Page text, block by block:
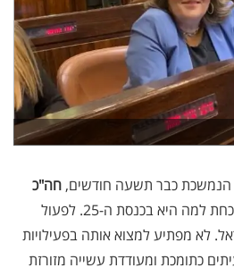
כבר תשעה חודשים, חה"כ
מהליכוד לא שוכחת למה היא בכנסת ה-25. לפעול
לא מפתיע למצוא אותה בפעילויות
כתומכת ומעודדת עשייה מזורזת